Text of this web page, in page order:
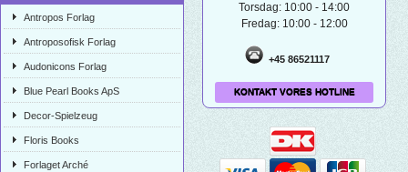
Antropos Forlag
Antroposofisk Forlag
Audonicons Forlag
Blue Pearl Books ApS
Decor-Spielzeug
Floris Books
Forlaget Arché
Torsdag: 10:00 - 14:00
Fredag: 10:00 - 12:00
+45 86521117
KONTAKT VORES HOTLINE